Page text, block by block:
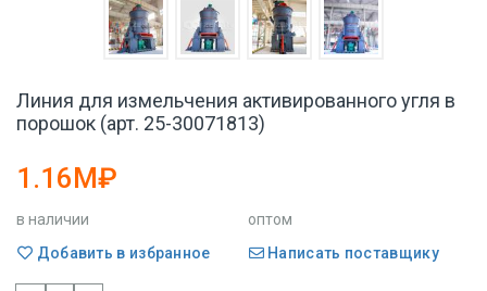
Линия для измельчения активированного угля в
порошок (арт. 25-30071813)
1.16M₽
в наличии
оптом
Добавить в избранное
Написать поставщику